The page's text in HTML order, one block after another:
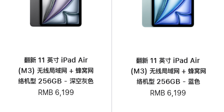
翻新 11 英寸 iPad Air
(M3) 无线局域网 + 蜂窝网
络机型 256GB - 深空灰色
RMB 6,199
翻新 11 英寸 iPad Air
(M3) 无线局域网 + 蜂窝网
络机型 256GB - 蓝色
RMB 6,199